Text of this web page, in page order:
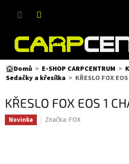
Domů E-SHOP CARPCENTRUM
Sedačky a křesílka
KŘESLO FOX
KŘESLO FOX EOS 1
Novinka Značka: FOX